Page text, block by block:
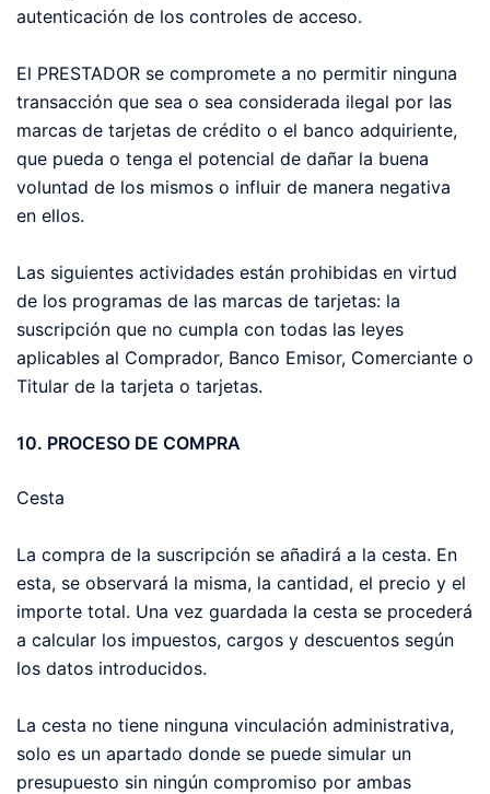
autenticación de los controles de acceso.
El PRESTADOR se compromete a no permitir ninguna
transacción que sea o sea considerada ilegal por las
marcas de tarjetas de crédito o el banco adquiriente,
que pueda o tenga el potencial de dañar la buena
voluntad de los mismos o influir de manera negativa
en ellos.
Las siguientes actividades están prohibidas en virtud
de los programas de las marcas de tarjetas: la
suscripción que no cumpla con todas las leyes
aplicables al Comprador, Banco Emisor, Comerciante o
Titular de la tarjeta o tarjetas.
10. PROCESO DE COMPRA
Cesta
La compra de la suscripción se añadirá a la cesta. En
esta, se observará la misma, la cantidad, el precio y el
importe total. Una vez guardada la cesta se procederá
a calcular los impuestos, cargos y descuentos según
los datos introducidos.
La cesta no tiene ninguna vinculación administrativa,
solo es un apartado donde se puede simular un
presupuesto sin ningún compromiso por ambas